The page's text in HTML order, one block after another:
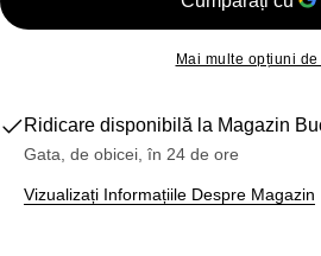
Mai multe opțiuni
Ridicare disponibilă la Magazin
Gata, de obicei, în 24 de ore
Vizualizați Informațiile Despre Magazin